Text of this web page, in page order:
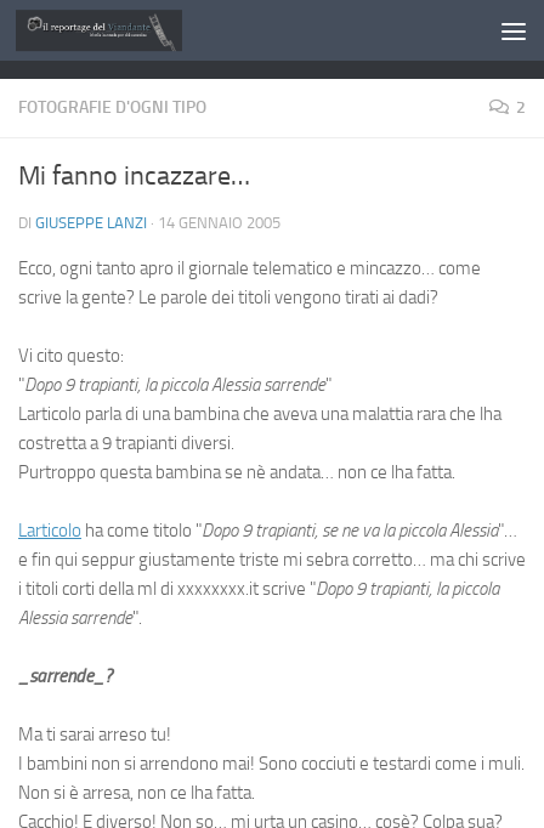
Salta al contenuto
FOTOGRAFIE D'OGNI TIPO 2
Mi fanno incazzare…
DI GIUSEPPE LANZI · 14 GENNAIO 2005
Ecco, ogni tanto apro il giornale telematico e mincazzo… come
scrive la gente? Le parole dei titoli vengono tirati ai dadi?
Vi cito questo:
"Dopo 9 trapianti, la piccola Alessia sarrende"
Larticolo parla di una bambina che aveva una malattia rara che lha
costretta a 9 trapianti diversi.
Purtroppo questa bambina se nè andata… non ce lha fatta.
Larticolo ha come titolo "Dopo 9 trapianti, se ne va la piccola Alessia"…
e fin qui seppur giustamente triste mi sebra corretto… ma chi scrive
i titoli corti della ml di xxxxxxxx.it scrive "Dopo 9 trapianti, la piccola
Alessia sarrende".
_sarrende_?
Ma ti sarai arreso tu!
I bambini non si arrendono mai! Sono cocciuti e testardi come i muli.
Non si è arresa, non ce lha fatta.
Cacchio! Ediverso! Non so… mi urta un casino… cosè? Colpa sua?